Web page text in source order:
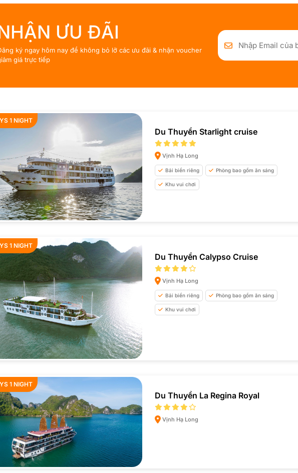
ƯU ĐÃI
ký ngay hôm nay để không bỏ lỡ các ưu đãi & nhận voucher
giá trực tiếp
1 NIGHT
Du Thuyền Starlight cruise
Vịnh Hạ Long
Bải biển riêng Phòng bao gồm ăn sáng
Khu vui chơi
1 NIGHT
Du Thuyền Calypso Cruise
Vịnh Hạ Long
Bải biển riêng Phòng bao gồm ăn sáng
Khu vui chơi
1 NIGHT
Du Thuyền La Regina Royal
Vịnh Hạ Long